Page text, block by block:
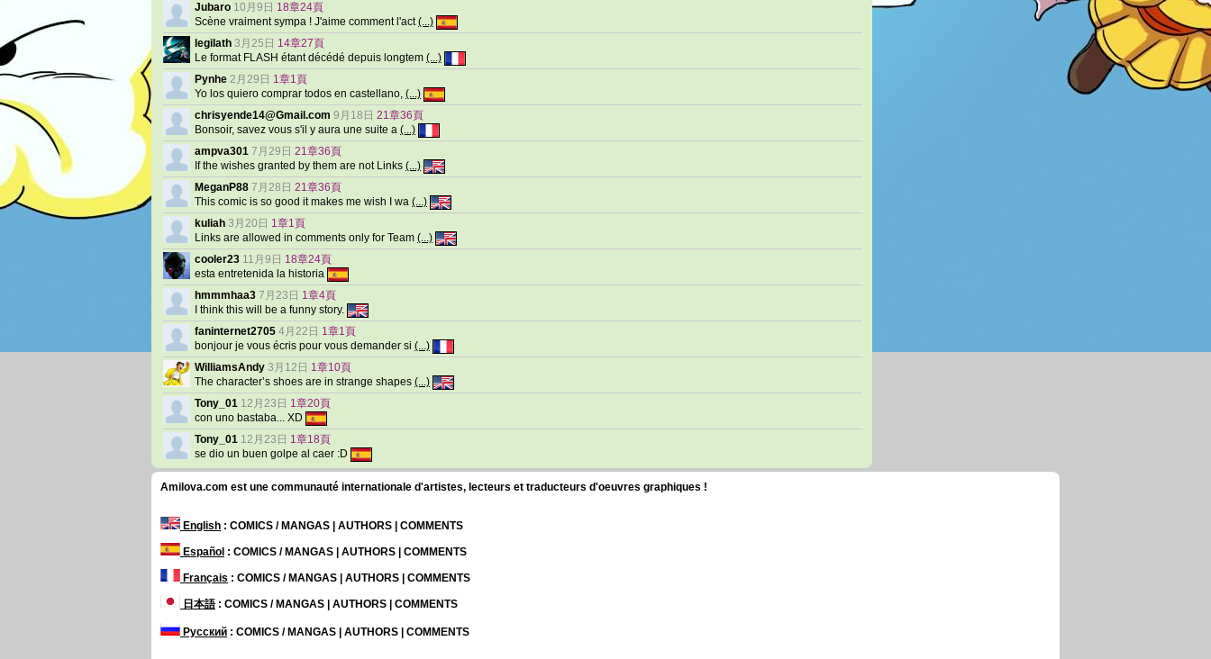
Jubaro 10月9日 18章24頁
Scène vraiment sympa ! J'aime comment l'act(...)
legilath 3月25日 14章27頁
Le format FLASH étant décédé depuis longtem (...)
Pynhe 2月29日 1章1頁
Yo los quiero comprar todos en castellano, (...)
chrisyende14@Gmail.com 9月18日 21章36頁
Bonsoir, savez vous s'il y aura une suite a (...)
ampva301 7月29日 21章36頁
If the wishes granted by them are not Links (...)
MeganP88 7月28日 21章36頁
This comic is so good it makes me wish I wa (...)
kuliah 3月20日 1章1頁
Links are allowed in comments only for Team (...)
cooler23 11月9日 18章24頁
esta entretenida la historia
hmmmhaa3 7月23日 1章4頁
I think this will be a funny story.
faninternet2705 4月22日 1章1頁
bonjour je vous écris pour vous demander si (...)
WilliamsAndy 3月12日 1章10頁
The character’s shoes are in strange shapes (...)
Tony_01 12月23日 1章20頁
con uno bastaba... XD
Tony_01 12月23日 1章18頁
se dio un buen golpe al caer :D
Amilova.com est une communauté internationale d'artistes, lecteurs et traducteurs d'oeuvres graphiques !
English : COMICS / MANGAS | AUTHORS | COMMENTS
Español : COMICS / MANGAS | AUTHORS | COMMENTS
Français : COMICS / MANGAS | AUTHORS | COMMENTS
日本語: COMICS / MANGAS | AUTHORS | COMMENTS
Русский : COMICS / MANGAS | AUTHORS | COMMENTS